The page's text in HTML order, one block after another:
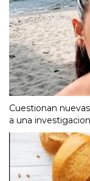
Cuestionan
a una